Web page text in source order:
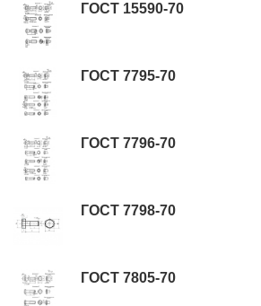
ГОСТ 15590-70
ГОСТ 7795-70
ГОСТ 7796-70
ГОСТ 7798-70
ГОСТ 7805-70